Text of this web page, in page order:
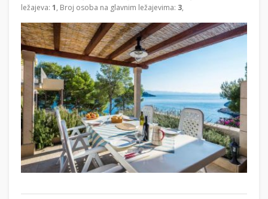
ležajeva: 1, Broj osoba na glavnim ležajevima: 3,